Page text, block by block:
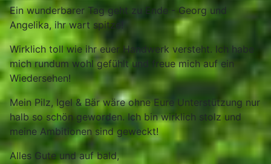
Ein wunderbarer Tag geht zu Ende - Georg und
Angelika, ihr wart spitze!
Wirklich toll wie ihr euer Handwerk versteht. Ich habe
mich rundum wohl gefühlt und freue mich auf ein
Wiedersehen!
Mein Pilz, Igel & Bär wäre ohne Eure Unterstützung nur
halb so schön geworden. Ich bin wirklich stolz und
meine Ambitionen sind geweckt!
Alles Gute und auf bald,